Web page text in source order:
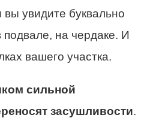
вы увидите буквально
на чердаке. И
вашего участка.
сильной
засушливости.